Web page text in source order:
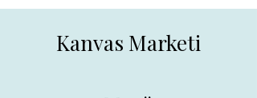
Kanvas Marketi